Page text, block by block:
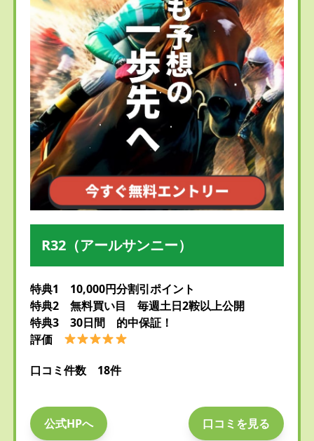
R32（アールサンニー）
特典1 10,000円分割引ポイント
特典2 無料買い目 毎週土日2鞍以上公開
特典3 30日間 的中保証！
評価
口コミ件数 18件
公式HPへ 口コミを見る